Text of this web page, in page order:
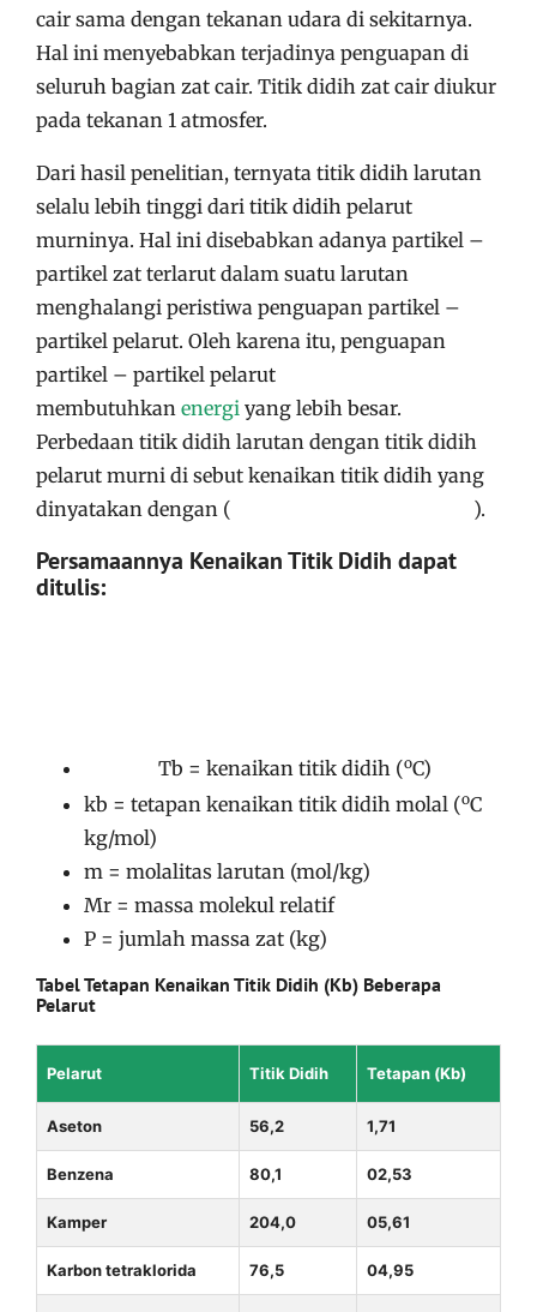
cair sama dengan tekanan udara di sekitarnya.
Hal ini menyebabkan terjadinya penguapan di
seluruh bagian zat cair. Titik didih zat cair diukur
pada tekanan 1 atmosfer.
Dari hasil penelitian, ternyata titik didih larutan
selalu lebih tinggi dari titik didih pelarut
murninya. Hal ini disebabkan adanya partikel –
partikel zat terlarut dalam suatu larutan
menghalangi peristiwa penguapan partikel –
partikel pelarut. Oleh karena itu, penguapan
partikel – partikel pelarut
membutuhkan energi yang lebih besar.
Perbedaan titik didih larutan dengan titik didih
pelarut murni di sebut kenaikan titik didih yang
dinyatakan dengan (
).
Persamaannya Kenaikan Titik Didih dapat
ditulis:
Tb = kenaikan titik didih (oC)
kb = tetapan kenaikan titik didih molal (oC
kg/mol)
m = molalitas larutan (mol/kg)
Mr = massa molekul relatif
P = jumlah massa zat (kg)
Tabel Tetapan Kenaikan Titik Didih (Kb) Beberapa
Pelarut
Pelarut Titik Didih Tetapan (Kb)
Aseton 56,2 1,71
Benzena 80,1 02,53
Kamper 204,0 05,61
Karbon tetraklorida 76,5 04,95